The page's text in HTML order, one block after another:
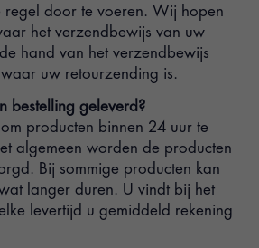
regel door te voeren. Wij hopen
het verzendbewijs van uw
hand van het verzendbewijs
uw retourzending is.
bestelling geleverd?
producten binnen 24 uur te
algemeen worden de producten
Bij sommige producten kan
langer duren. U vindt bij het
levertijd u gemiddeld rekening